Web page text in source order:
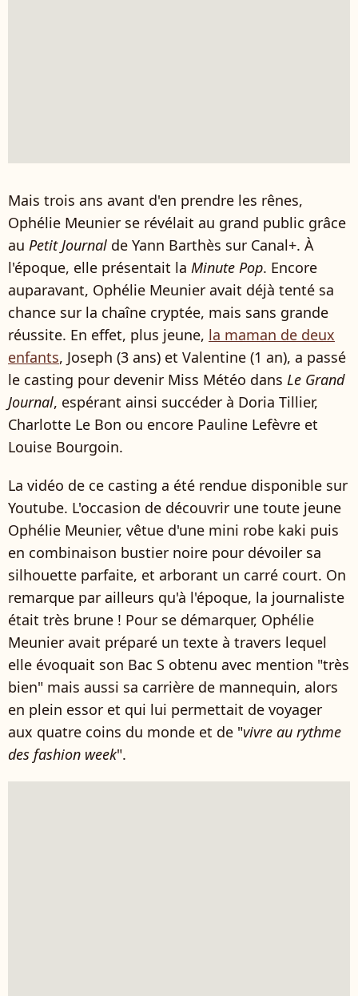
Mais trois ans avant d'en prendre les rênes,
Ophélie Meunier se révélait au grand public grâce
au Petit Journal de Yann Barthès sur Canal+. À
l'époque, elle présentait la Minute Pop. Encore
auparavant, Ophélie Meunier avait déjà tenté sa
chance sur la chaîne cryptée, mais sans grande
réussite. En effet, plus jeune, la maman de deux
enfants, Joseph (3 ans) et Valentine (1 an), a passé
le casting pour devenir Miss Météo dans Le Grand
Journal, espérant ainsi succéder à Doria Tillier,
Charlotte Le Bon ou encore Pauline Lefèvre et
Louise Bourgoin.
La vidéo de ce casting a été rendue disponible sur
Youtube. L'occasion de découvrir une toute jeune
Ophélie Meunier, vêtue d'une mini robe kaki puis
en combinaison bustier noire pour dévoiler sa
silhouette parfaite, et arborant un carré court. On
remarque par ailleurs qu'à l'époque, la journaliste
était très brune ! Pour se démarquer, Ophélie
Meunier avait préparé un texte à travers lequel
elle évoquait son Bac S obtenu avec mention "très
bien" mais aussi sa carrière de mannequin, alors
en plein essor et qui lui permettait de voyager
aux quatre coins du monde et de "vivre au rythme
des fashion week".